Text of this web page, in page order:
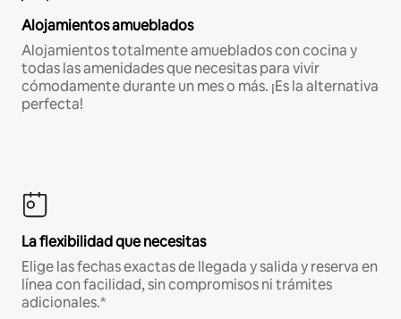
Alojamientos amueblados
Alojamientos totalmente amueblados con cocina y
todas las amenidades que necesitas para vivir
cómodamente durante un mes o más. ¡Es la alternativa
perfecta!
La flexibilidad que necesitas
Elige las fechas exactas de llegada y salida y reserva en
línea con facilidad, sin compromisos ni trámites
adicionales.*